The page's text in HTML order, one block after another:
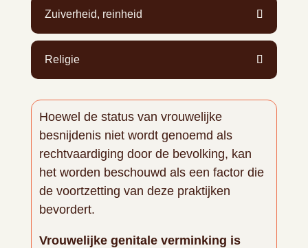
Zuiverheid, reinheid
Religie
Hoewel de status van vrouwelijke
besnijdenis niet wordt genoemd als
rechtvaardiging door de bevolking, kan
het worden beschouwd als een factor die
de voortzetting van deze praktijken
bevordert.
Vrouwelijke genitale verminking is